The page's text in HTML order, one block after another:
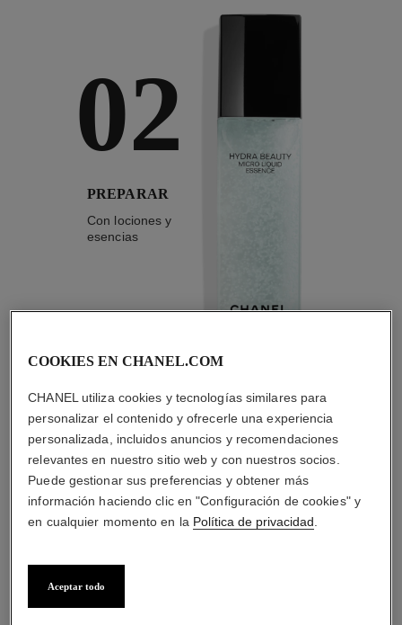
02
PREPARAR
Con lociones y
esencias
LA COMBINACIÓN PERFECTA
COOKIES EN CHANEL.COM
CHANEL utiliza cookies y tecnologías similares para
personalizar el contenido y ofrecerle una experiencia
personalizada, incluidos anuncios y recomendaciones
relevantes en nuestro sitio web y con nuestros socios.
Puede gestionar sus preferencias y obtener más
información haciendo clic en "Configuración de cookies" y
en cualquier momento en la Política de privacidad
Aceptar todo